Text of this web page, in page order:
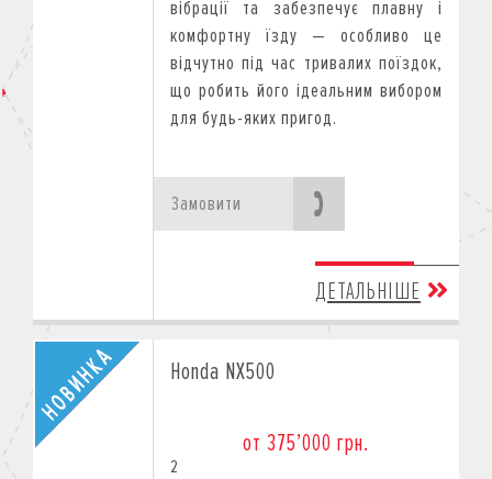
вібрації та забезпечує плавну і
комфортну їзду — особливо це
відчутно під час тривалих поїздок,
що робить його ідеальним вибором
для будь-яких пригод.
Замовити
ДЕТАЛЬНІШЕ
Honda NX500
от 375’000 грн.
2